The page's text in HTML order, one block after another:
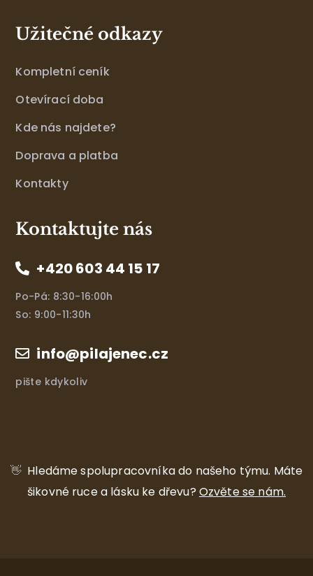
Užitečné odkazy
Kompletní ceník
Otevírací doba
Kde nás najdete?
Doprava a platba
Kontakty
Kontaktujte nás
+420 603 44 15 17
Po-Pá: 8:30-16:00h
So: 9:00-11:30h
info@pilajenec.cz
pište kdykoliv
👋 Hledáme spolupracovníka do našeho týmu. Máte
šikovné ruce a lásku ke dřevu? Ozvěte se nám.